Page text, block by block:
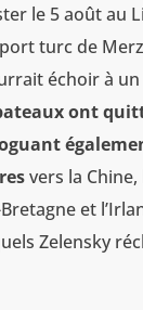
le 5 août au
turc de
échoir à
ont
vers la Chine,
et
Zelensky